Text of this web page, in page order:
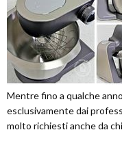
Mentre fino a qualche
esclusivamente dai
molto richiesti anche da